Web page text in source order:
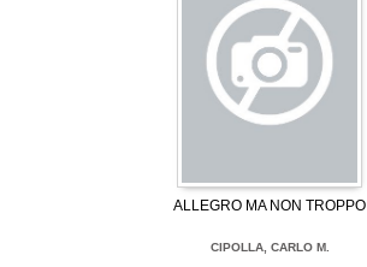
ALLEGRO MA NON TROPPO
CIPOLLA, CARLO M.